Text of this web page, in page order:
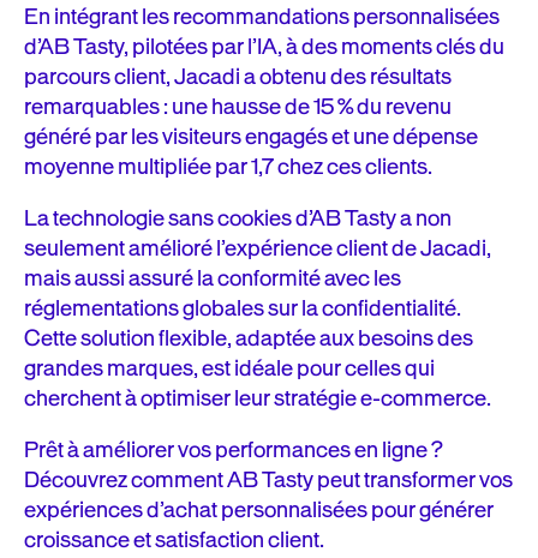
En intégrant les recommandations personnalisées
d’AB Tasty, pilotées par l’IA, à des moments clés du
parcours client, Jacadi a obtenu des résultats
remarquables : une hausse de 15 % du revenu
généré par les visiteurs engagés et une dépense
moyenne multipliée par 1,7 chez ces clients.
La technologie sans cookies d’AB Tasty a non
seulement amélioré l’expérience client de Jacadi,
mais aussi assuré la conformité avec les
réglementations globales sur la confidentialité.
Cette solution flexible, adaptée aux besoins des
grandes marques, est idéale pour celles qui
cherchent à optimiser leur stratégie e-commerce.
Prêt à améliorer vos performances en ligne ?
Découvrez comment AB Tasty peut transformer vos
expériences d’achat personnalisées pour générer
croissance et satisfaction client.